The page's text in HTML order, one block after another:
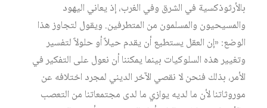
بالأرثوذكسية في الشرق وفي الغرب، إذ يعاني اليهود
والمسيحيون والمسلمون من المتطرفين. ويقول لتجاوز هذا
الوضع: «إن العقل يستطيع أن يقدم حيلاً أو حلولاً لتفسير
وتغيير هذه السلوكيات بينما يمكننا أن نعول على التفكير في
الأمر، بذلك فنحن لا نقصي الآخر الديني لمجرد اختلافه عن
موروثاتنا لأن ما لديه يوازي ما لدى مجتمعاتنا من التعصب